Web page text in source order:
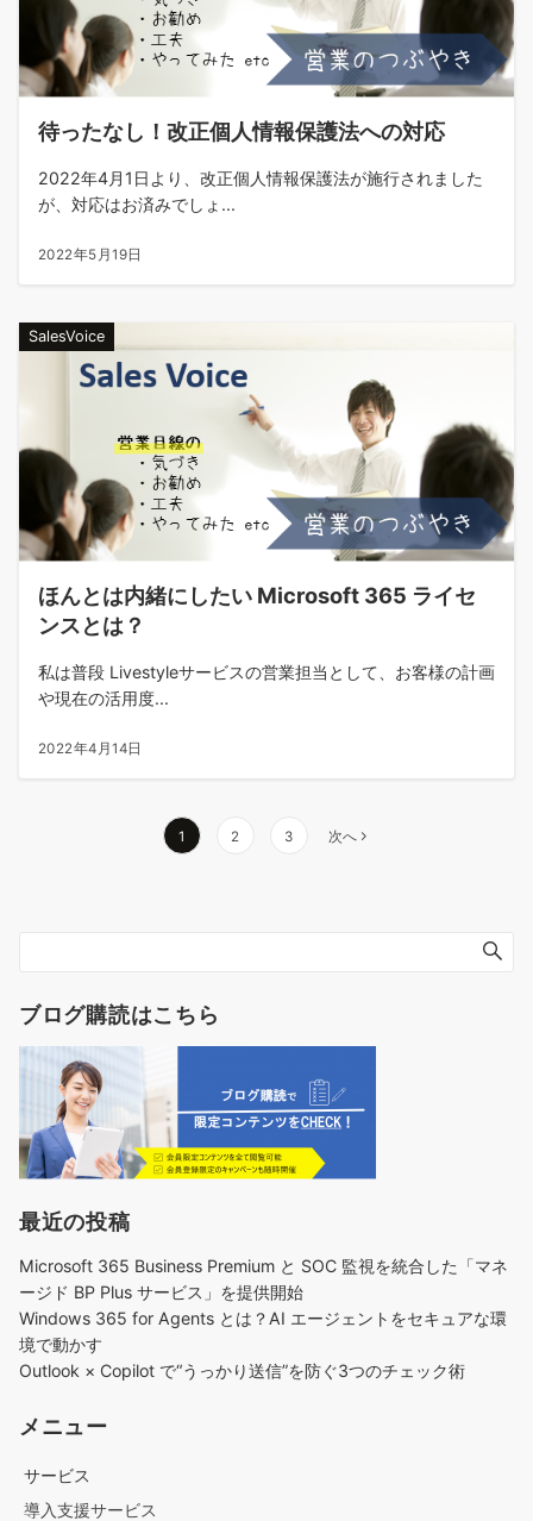
待ったなし！改正個人情報保護法への対応
2022年4月1日より、改正個人情報保護法が施行されました
が、対応はお済みでしょ...
2022年5月19日
SalesVoice
ほんとは内緒にしたい Microsoft 365 ライセ
ンスとは？
私は普段 Livestyleサービスの営業担当として、お客様の計画
や現在の活用度...
2022年4月14日
ジ
送
1 2 3 次へ
ブログ購読はこちら
最近の投稿
Microsoft 365 Business Premium と SOC 監視を統合した「マネ
ージド BP Plus サービス」を提供開始
Windows 365 for Agents とは？AI エージェントをセキュアな環
境で動かす
Outlook × Copilot で“うっかり送信”を防ぐ3つのチェック術​
メニュー
サービス
導入支援サービス